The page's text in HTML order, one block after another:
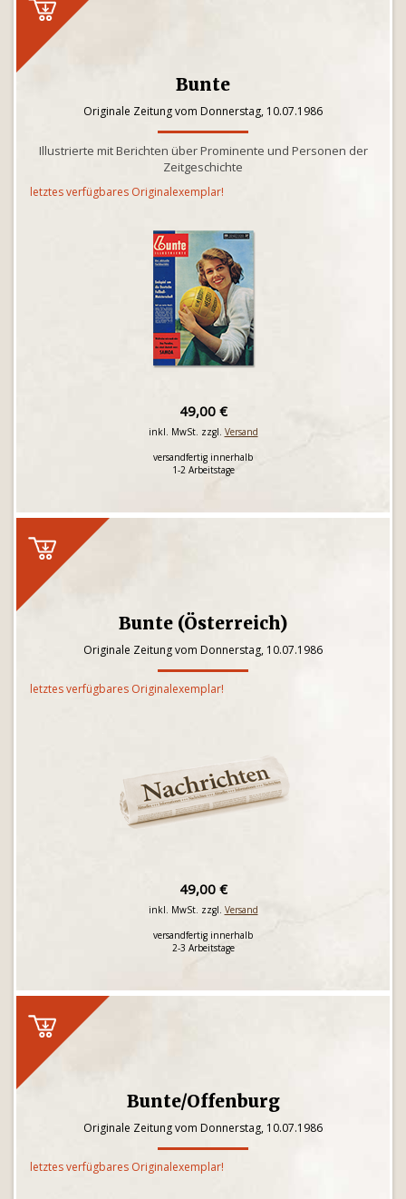
Bunte
Originale Zeitung vom Donnerstag, 10.07.1986
Illustrierte mit Berichten über Prominente und Personen der
Zeitgeschichte
letztes verfügbares Originalexemplar!
49,00 €
inkl. MwSt. zzgl. Versand
versandfertig innerhalb
1-2 Arbeitstage
Bunte (Österreich)
Originale Zeitung vom Donnerstag, 10.07.1986
letztes verfügbares Originalexemplar!
49,00 €
inkl. MwSt. zzgl. Versand
versandfertig innerhalb
2-3 Arbeitstage
Bunte/Offenburg
Originale Zeitung vom Donnerstag, 10.07.1986
letztes verfügbares Originalexemplar!